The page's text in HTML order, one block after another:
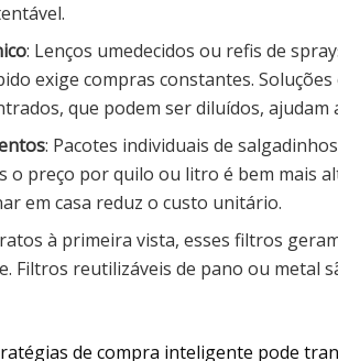
: Lenços umedecidos ou refis de
exige compras constantes.
que podem ser diluídos, ajudam
: Pacotes individuais de
o preço por quilo ou litro é bem mais
em casa reduz o custo unitário.
à primeira vista, esses filtros
Filtros reutilizáveis de pano ou metal
de compra inteligente pode